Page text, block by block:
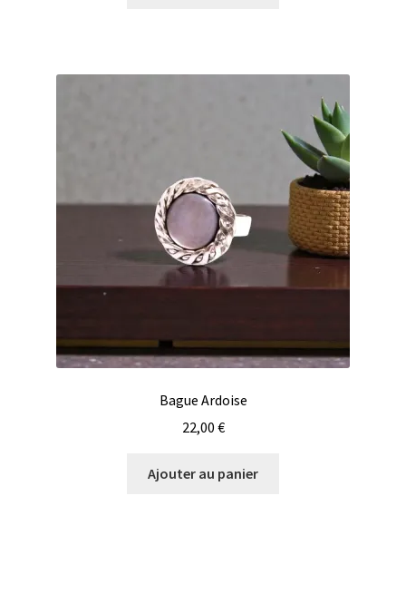
Bague Ardoise
22,00 €
Ajouter au panier